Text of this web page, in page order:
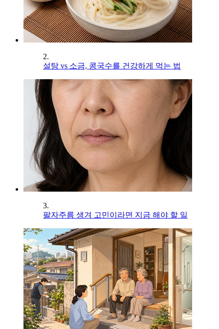
2.
설탕 vs 소금, 콩국수를 건강하게 먹는 법
3.
팔자주름 생겨 고민이라면 지금 해야 할 일